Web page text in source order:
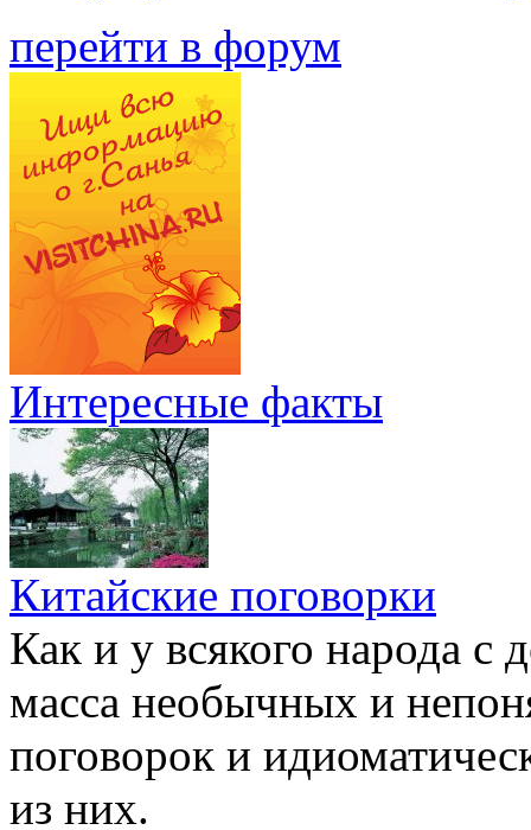
перейти в форум
Интересные факты
Китайские поговорки
Как и у всякого народа с
масса необычных и
поговорок и
из них.